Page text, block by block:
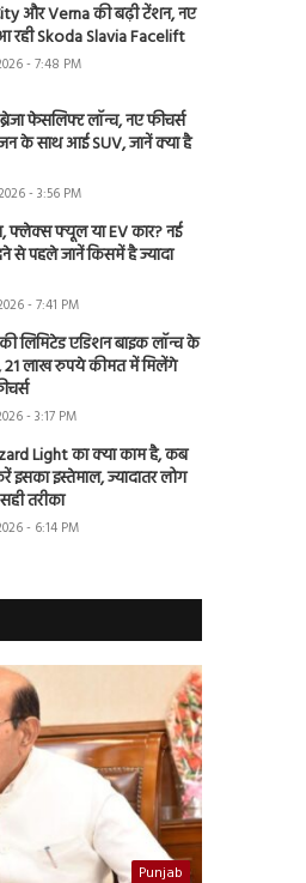
और Verna की बढ़ी टेंशन, नए
रही Skoda Slavia Facelift
- 7:48 PM
फेसलिफ्ट लॉन्च, नए फीचर्स
के साथ आई SUV, जानें क्या है
- 3:56 PM
फ्लेक्स फ्यूल या EV कार? नई
से पहले जानें किसमें है ज्यादा
- 7:41 PM
लिमिटेड एडिशन बाइक लॉन्च के
21 लाख रुपये कीमत में मिलेंगे
- 3:17 PM
Light का क्या काम है, कब
इस्तेमाल, ज्यादातर लोग
तरीका
- 6:14 PM
Punjab